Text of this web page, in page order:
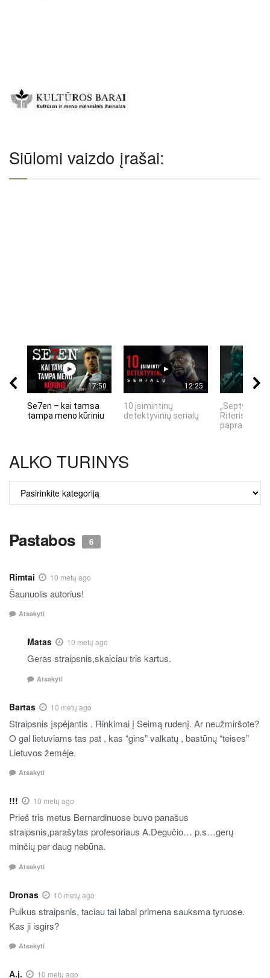
Siūlomi vaizdo įrašai:
17:50
Se7en – kai tamsa
tampa meno kūriniu
12:25
10 įsimintinų
detektyvinių serialų
„Septynių
Riteris" – kai
ALKO TURINYS
TURINYS
Pastabos 6
Rimtai 10 metų ago
Šaunuolis autorius!
Atsakyti
Matas 10 metų ago
Geras straipsnis,skaiciau tris kartus.
Atsakyti
Bartas 10 metų ago
Straipsnis įspėjantis . Rinkimai į Seimą rudenį. Ar neužmiršote?
O gal lietuviams tas pat , kas “gins” valkatų , bastūnų “teises”
Lietuvos žemėje.
Atsakyti
!!! 10 metų ago
Prieš tris metus Bernardinuose buvo panašus
straipsnis,parašytas profesoriaus A.Degučio… p.s…gerų
minčių per daug nebūna.
Atsakyti
Dronas 10 metų ago
Puikus straipsnis, taciau tai labai primena sauksma tyruose.
Kas ji isgirs?
Atsakyti
A.j. 10 metų ago